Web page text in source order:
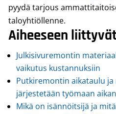
pyydä tarjous
taloyhtiöllenne.
Aiheeseen
Julkisivuremontin
vaikutus kustannuksiin
Putkiremontin aikataulu
järjestetään työmaan
Mikä on isännöitsijä ja